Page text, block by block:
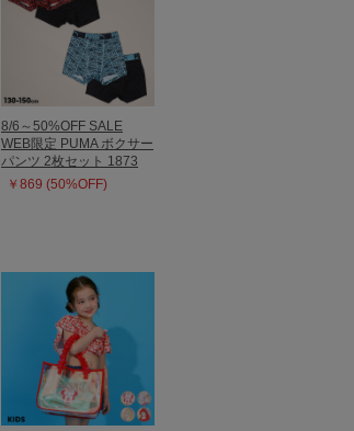
8/6～50%OFF SALE
WEB限定 PUMA ボクサー
パンツ 2枚セット 1873
￥869 (50%OFF)